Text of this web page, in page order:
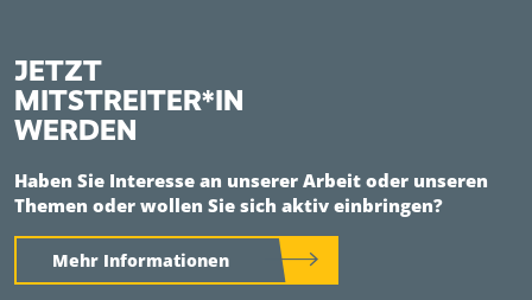
JETZT
MITSTREITER*IN
WERDEN
Haben Sie Interesse an unserer Arbeit oder unseren
Themen oder wollen Sie sich aktiv einbringen?
Mehr Informationen